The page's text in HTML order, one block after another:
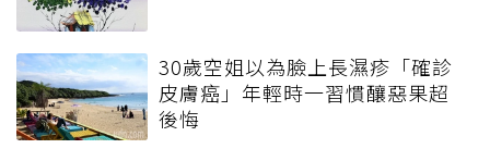
30歲空姐以為臉上長濕疹「確診
皮膚癌」年輕時一習慣釀惡果超
後悔